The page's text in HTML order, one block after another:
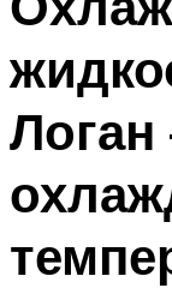
Логан